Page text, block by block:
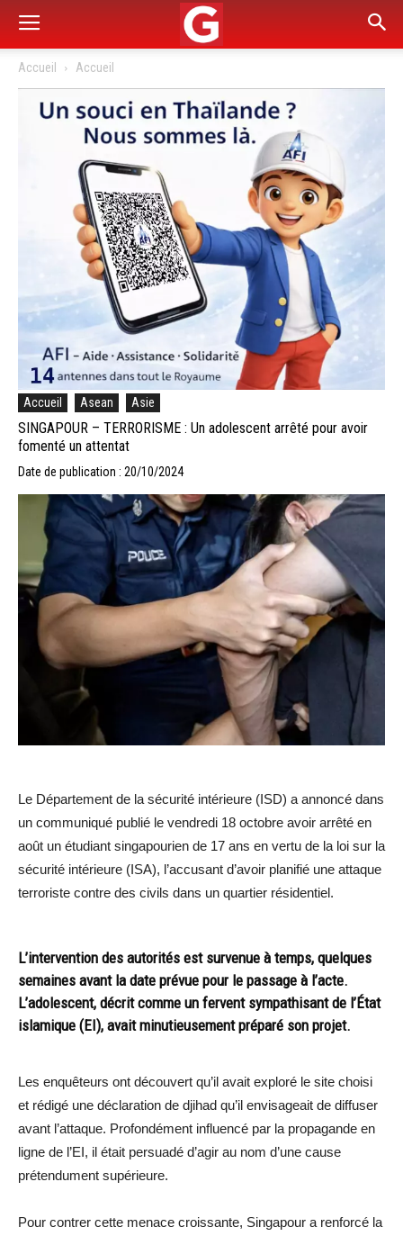
Accueil Accueil
Accueil Asean Asie
SINGAPOUR – TERRORISME : Un adolescent arrêté pour avoir
fomenté un attentat
Date de publication : 20/10/2024
Le Département de la sécurité intérieure (ISD) a annoncé dans
un communiqué publié le vendredi 18 octobre avoir arrêté en
août un étudiant singapourien de 17 ans en vertu de la loi sur la
sécurité intérieure (ISA), l’accusant d’avoir planifié une attaque
terroriste contre des civils dans un quartier résidentiel.
L’intervention des autorités est survenue à temps, quelques
semaines avant la date prévue pour le passage à l’acte.
L’adolescent, décrit comme un fervent sympathisant de l’État
islamique (EI), avait minutieusement préparé son projet.
Les enquêteurs ont découvert qu’il avait exploré le site choisi
et rédigé une déclaration de djihad qu’il envisageait de diffuser
avant l’attaque. Profondément influencé par la propagande en
ligne de l’EI, il était persuadé d’agir au nom d’une cause
prétendument supérieure.
Pour contrer cette menace croissante, Singapour a renforcé la